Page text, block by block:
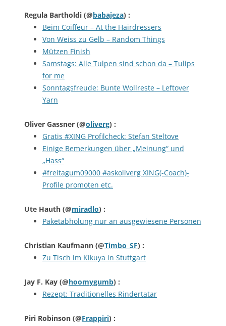
Regula Bartholdi (@babajeza) :
Beim Coiffeur – At the Hairdressers
Von Weiss zu Gelb – Random Things
Mützen Finish
Samstags: Alle Tulpen sind schon da – Tulips
for me
Sonntagsfreude: Bunte Wollreste – Leftover
Yarn
Oliver Gassner (@oliverg) :
Gratis #XING Profilcheck: Stefan Steltove
Einige Bemerkungen über „Meinung“ und
„Hass“
#freitagum09000 #askoliverg XING(-Coach)-
Profile promoten etc.
Ute Hauth (@miradlo) :
Paketabholung nur an ausgewiesene Personen
Christian Kaufmann (@Timbo_SF) :
Zu Tisch im Kikuya in Stuttgart
Jay F. Kay (@hoomygumb) :
Rezept: Traditionelles Rindertatar
Piri Robinson (@Frappiri) :